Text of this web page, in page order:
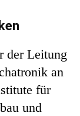
der Leitung
an
für
und